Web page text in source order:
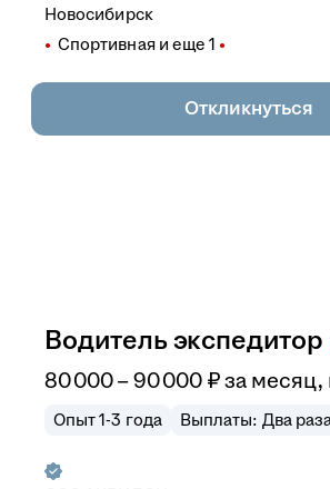
Новосибирск
Спортивная и еще 1
Откликнуться
Водитель экспедитор
80 000–90 000 ₽ за месяц,
Опыт 1-3 года Выплаты: Два